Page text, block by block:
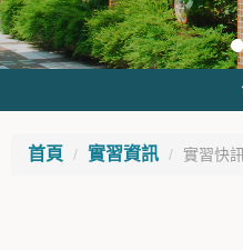
首頁 實習資訊 實習快訊